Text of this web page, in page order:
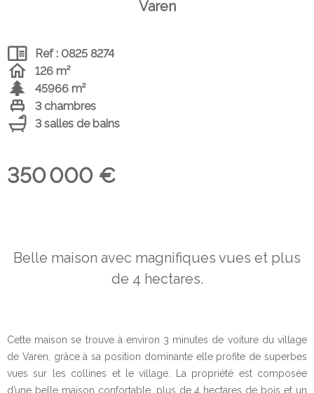
Varen
Ref : 0825 8274
126 m²
45966 m²
3 chambres
3 salles de bains
350 000 €
Belle maison avec magnifiques vues et plus
de 4 hectares.
Cette maison se trouve à environ 3 minutes de voiture du village
de Varen, grâce à sa position dominante elle profite de superbes
vues sur les collines et le village. La propriété est composée
d’une belle maison confortable, plus de 4 hectares de bois et un